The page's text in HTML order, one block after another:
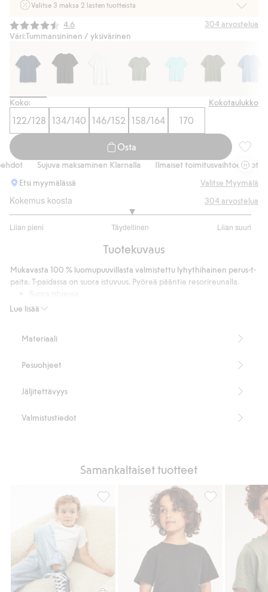
Valitse 3 maksa 2 lasten tuotteista
Ei Newbie. Ostaessasi 2 tuotetta tai enemmän. Voimassa 3-16.8. asti
myymälässä ja verkossa. Ei voi yhdistää muihin alennuksiin tai tarjouksiin.
Osta nyt
Keskimääräinen luokitus:
4.6 304arvostelua
Väri:Tummansininen / yksivärinen
Koko: Kokotaulukko
122/128 134/140 146/152 158/164 170
Osta
Sujuva maksaminen Klarnalla Ilmaiset toimitusvaihtoehdot
Etsi myymälässä
Valitse Myymälä
Kokemus koosta
Liian pieni Täydellinen Liian suuri
/
ääneen
304arvostelua
Tuotekuvaus
Lue lisää
Mukavasta 100 % luomupuuvillasta valmistettu lyhythihainen perus-t-
paita. T-paidassa on suora istuvuus. Pyöreä pääntie resorireunalla.
Sisältää 100 % muuntopuuvillaa.
Materiaali
Pesuohjeet
Jäljitettävyys
Valmistustiedot
Samankaltaiset tuotteet
Puuvillatrikoota oleva lyhythihainen t-